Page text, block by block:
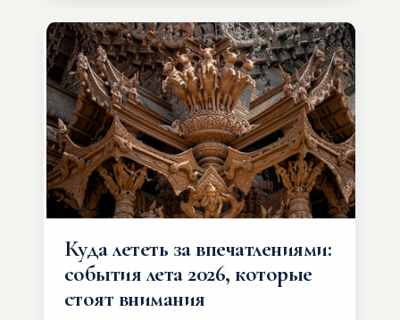
значительно шире. Среди них есть
и Африка — континент, который
способен подарить совершенно иной
формат путешествия.
Куда лететь за впечатлениями:
события лета 2026, которые
стоят внимания